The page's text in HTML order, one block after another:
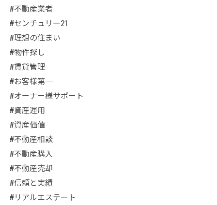
#不動産業者
#センチュリー21
#理想の住まい
#物件探し
#賃貸管理
#お客様第一
#オーナー様サポート
#資産運用
#資産価値
#不動産相談
#不動産購入
#不動産売却
#信頼と実績
#リアルエステート